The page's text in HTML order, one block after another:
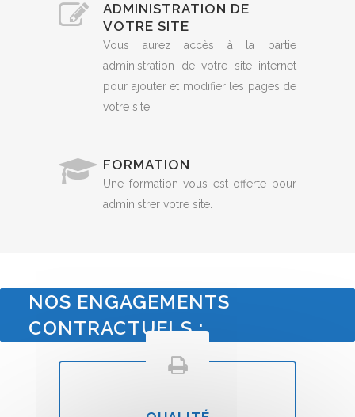
ADMINISTRATION DE
VOTRE SITE
Vous aurez accès à la partie
administration de votre site internet
pour ajouter et modifier les pages de
votre site.
FORMATION
Une formation vous est offerte pour
administrer votre site.
NOS ENGAGEMENTS
CONTRACTUELS :